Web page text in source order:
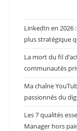
LinkedIn en
plus stratégique
La mort du fil
communautés
Ma chaîne
passionnés du
Les 7 qualités
Manager hors